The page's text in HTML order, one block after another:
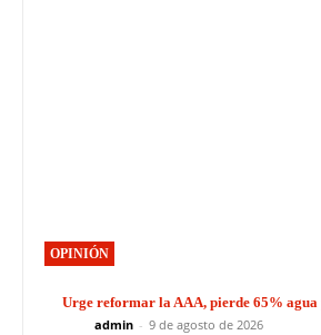
OPINIÓN
Urge reformar la AAA, pierde 65% agua
admin - 9 de agosto de 2026